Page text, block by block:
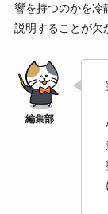
響を持つのかを冷
説明することが欠